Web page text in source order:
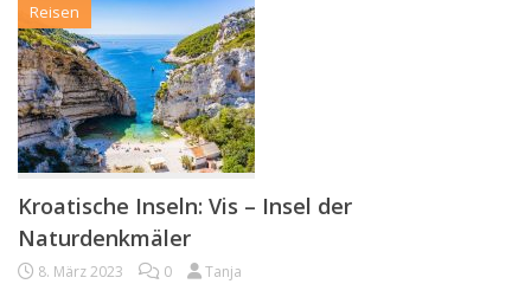
Reisen
Kroatische Inseln: Vis – Insel der
Naturdenkmäler
8. März 2023 0 Tanja